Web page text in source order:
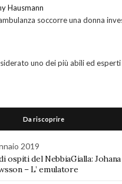
Hausmann
soccorre una donna
uno dei più abili ed
Da riscoprire
2019
ospiti del NebbiaGialla: Johana
– L’ emulatore